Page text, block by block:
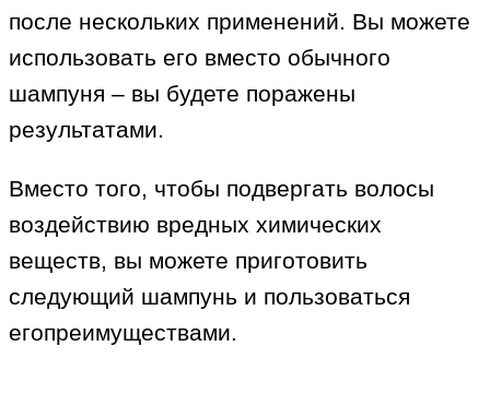
после нескольких применений. Вы можете
использовать его вместо обычного
шампуня – вы будете поражены
результатами.
Вместо того, чтобы подвергать волосы
воздействию вредных химических
веществ, вы можете приготовить
следующий шампунь и пользоваться
егопреимуществами.